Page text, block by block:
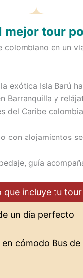
tour
colombiano en un
exótica Isla Barú
Barranquilla y
del Caribe
con alojamientos
guía
que incluye tu tour
un día perfecto
cómodo Bus